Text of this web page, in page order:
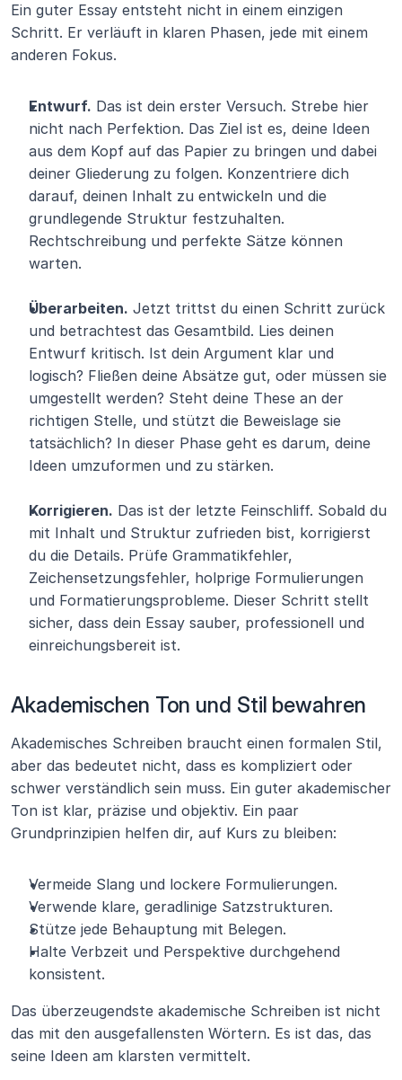
Ein guter Essay entsteht nicht in einem einzigen
Schritt. Er verläuft in klaren Phasen, jede mit einem
anderen Fokus.
Entwurf. Das ist dein erster Versuch. Strebe hier
nicht nach Perfektion. Das Ziel ist es, deine Ideen
aus dem Kopf auf das Papier zu bringen und dabei
deiner Gliederung zu folgen. Konzentriere dich
darauf, deinen Inhalt zu entwickeln und die
grundlegende Struktur festzuhalten.
Rechtschreibung und perfekte Sätze können
warten.
Überarbeiten. Jetzt trittst du einen Schritt zurück
und betrachtest das Gesamtbild. Lies deinen
Entwurf kritisch. Ist dein Argument klar und
logisch? Fließen deine Absätze gut, oder müssen sie
umgestellt werden? Steht deine These an der
richtigen Stelle, und stützt die Beweislage sie
tatsächlich? In dieser Phase geht es darum, deine
Ideen umzuformen und zu stärken.
Korrigieren. Das ist der letzte Feinschliff. Sobald du
mit Inhalt und Struktur zufrieden bist, korrigierst
du die Details. Prüfe Grammatikfehler,
Zeichensetzungsfehler, holprige Formulierungen
und Formatierungsprobleme. Dieser Schritt stellt
sicher, dass dein Essay sauber, professionell und
einreichungsbereit ist.
Akademischen Ton und Stil bewahren
Akademisches Schreiben braucht einen formalen Stil,
aber das bedeutet nicht, dass es kompliziert oder
schwer verständlich sein muss. Ein guter akademischer
Ton ist klar, präzise und objektiv. Ein paar
Grundprinzipien helfen dir, auf Kurs zu bleiben:
Vermeide Slang und lockere Formulierungen.
Verwende klare, geradlinige Satzstrukturen.
Stütze jede Behauptung mit Belegen.
Halte Verbzeit und Perspektive durchgehend
konsistent.
Das überzeugendste akademische Schreiben ist nicht
das mit den ausgefallensten Wörtern. Es ist das, das
seine Ideen am klarsten vermittelt.